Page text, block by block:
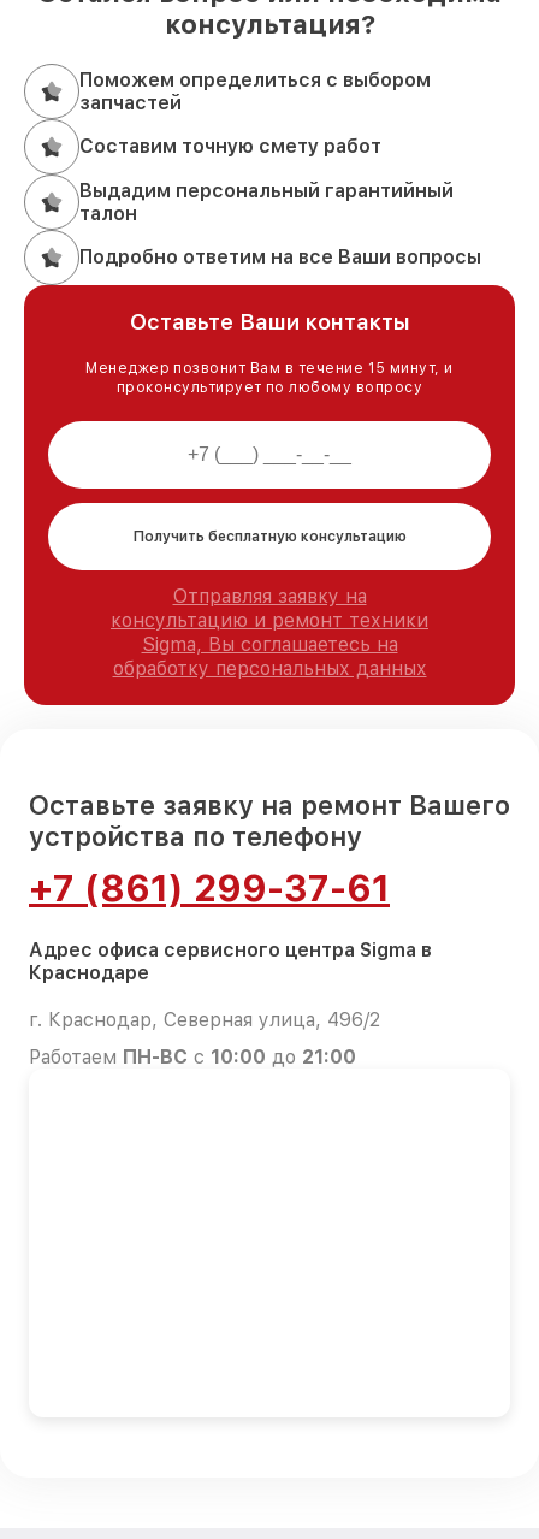
консультация?
Поможем определиться с выбором
запчастей
Составим точную смету работ
Выдадим персональный гарантийный
талон
Подробно ответим на все Ваши вопросы
Оставьте Ваши контакты
Менеджер позвонит Вам в течение 15 минут, и
проконсультирует по любому вопросу
Получить бесплатную консультацию
Отправляя заявку на
консультацию и ремонт техники
Sigma, Вы соглашаетесь на
обработку персональных данных
Оставьте заявку на ремонт Вашего
устройства по телефону
+7 (861) 299-37-61
Адрес офиса сервисного центра Sigma в
Краснодаре
г. Краснодар, Северная улица, 496/2
Работаем ПН-ВС с 10:00 до 21:00